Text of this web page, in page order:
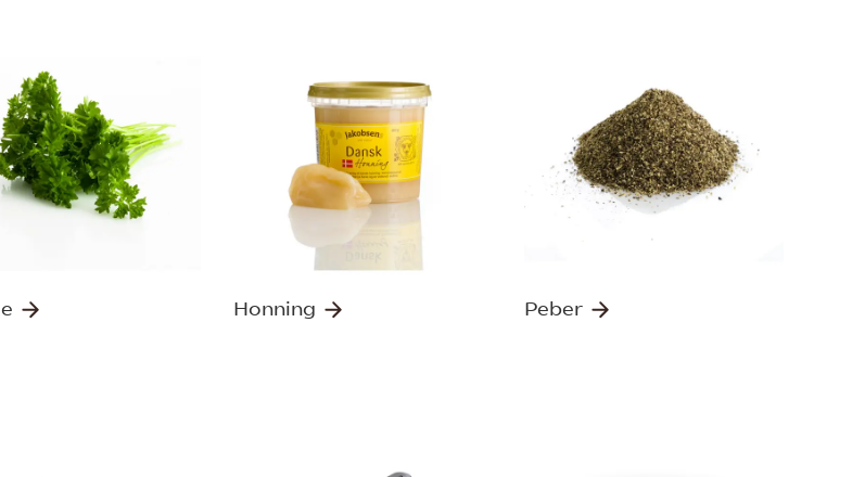
Honning Peber